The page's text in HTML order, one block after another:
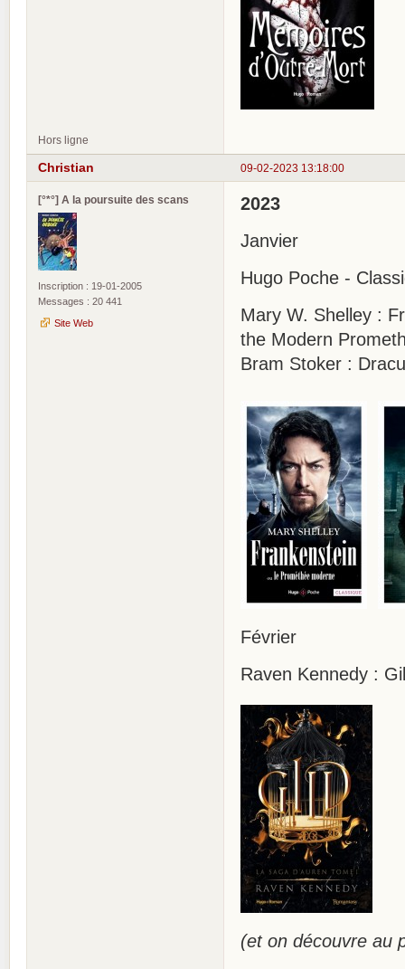
Hors ligne
09-02-2023 13:18:00
Christian
[°*°] A la poursuite des scans
Inscription : 19-01-2005
Messages : 20 441
Site Web
2023
Janvier
Hugo Poche -
Mary W. Shelley :
the Modern
Bram Stoker :
Février
Raven Kennedy :
(et on découvre au